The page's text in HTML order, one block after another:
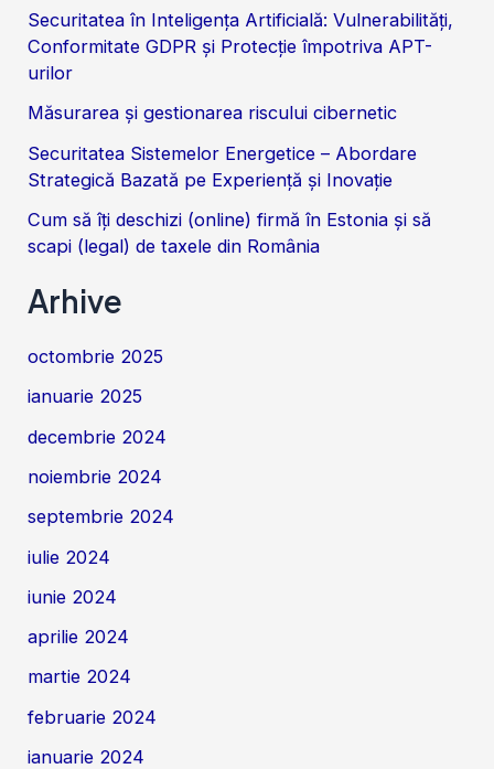
Securitatea în Inteligența Artificială: Vulnerabilități,
Conformitate GDPR și Protecție împotriva APT-
urilor
Măsurarea și gestionarea riscului cibernetic
Securitatea Sistemelor Energetice – Abordare
Strategică Bazată pe Experiență și Inovație
Cum să îți deschizi (online) firmă în Estonia și să
scapi (legal) de taxele din România
Arhive
octombrie 2025
ianuarie 2025
decembrie 2024
noiembrie 2024
septembrie 2024
iulie 2024
iunie 2024
aprilie 2024
martie 2024
februarie 2024
ianuarie 2024